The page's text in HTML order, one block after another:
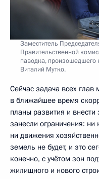
Заместитель
Правительственной
паводка, произошедшего
Виталий Мутко.
Сейчас задача всех
в ближайшее время
планы развития и
занесли ограничения: ни
ни движения
земель не будет, и это
конечно, с учётом зон
жилищного и нового